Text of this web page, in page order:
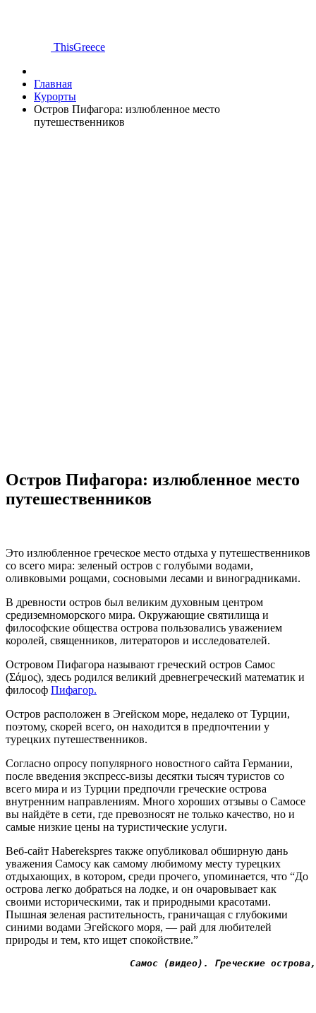
ThisGreece
Главная
Курорты
Остров Пифагора: излюбленное место
путешественников
Остров Пифагора: излюбленное место
путешественников
Это излюбленное греческое место отдыха у путешественников
со всего мира: зеленый остров с голубыми водами,
оливковыми рощами, сосновыми лесами и виноградниками.
В древности остров был великим духовным центром
средиземноморского мира. Окружающие святилища и
философские общества острова пользовались уважением
королей, священников, литераторов и исследователей.
Островом Пифагора называют греческий остров Самос
(Σάμος), здесь родился великий древнегреческий математик и
философ Пифагор.
Остров расположен в Эгейском море, недалеко от Турции,
поэтому, скорей всего, он находится в предпочтении у
турецких путешественников.
Согласно опросу популярного новостного сайта Германии,
после введения экспресс-визы десятки тысяч туристов со
всего мира и из Турции предпочли греческие острова
внутренним направлениям. Много хороших отзывы о Самосе
вы найдёте в сети, где превозносят не только качество, но и
самые низкие цены на туристические услуги.
Веб-сайт Haberekspres также опубликовал обширную дань
уважения Самосу как самому любимому месту турецких
отдыхающих, в котором, среди прочего, упоминается, что “До
острова легко добраться на лодке, и он очаровывает как
своими историческими, так и природными красотами.
Пышная зеленая растительность, граничащая с глубокими
синими водами Эгейского моря, — рай для любителей
природы и тем, кто ищет спокойствие.”
Самос (видео). Греческие острова,